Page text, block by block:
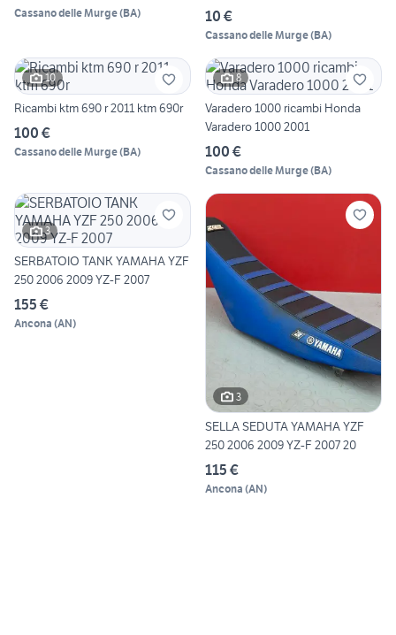
Cassano delle Murge(BA) 10 €
Cassano delle Murge(BA)
10
Ricambi ktm 690 r 2011 ktm 690r
100 €
Cassano delle Murge(BA)
8
Varadero 1000 ricambi Honda
Varadero 1000 2001
100 €
Cassano delle Murge(BA)
3
SERBATOIO TANK YAMAHA YZF
250 2006 2009 YZ-F 2007
155 €
Ancona (AN)
3
SELLA SEDUTA YAMAHA YZF
250 2006 2009 YZ-F 2007 20
115 €
Ancona (AN)